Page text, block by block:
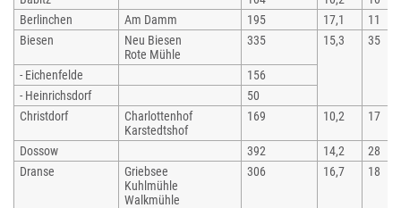
Berlinchen
Am Damm 195 17,1
11
Biesen
Neu Biesen
Rote Mühle
335 15,3 35
- Eichenfelde
156
- Heinrichsdorf
50
Christdorf
Charlottenhof
Karstedtshof
169 10,2 17
Dossow 392 14,2
28
Dranse
Griebsee
Kuhlmühle
Walkmühle
306 16,7 18